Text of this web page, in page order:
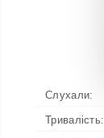
Слухали:
Тривалість: